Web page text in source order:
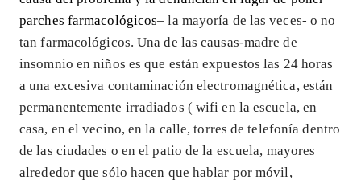
parches farmacológicos– la mayoría de las veces- o no
tan farmacológicos. Una de las causas-madre de
insomnio en niños es que están expuestos las 24 horas
a una excesiva contaminación electromagnética, están
permanentemente irradiados ( wifi en la escuela, en
casa, en el vecino, en la calle, torres de telefonía dentro
de las ciudades o en el patio de la escuela, mayores
alrededor que sólo hacen que hablar por móvil,